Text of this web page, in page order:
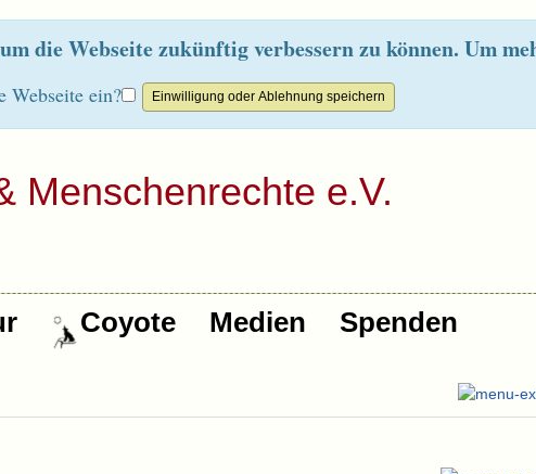
die Webseite zukünftig verbessern zu können. Um
Webseite ein?
Menschenrechte e.V.
Coyote Medien Spenden